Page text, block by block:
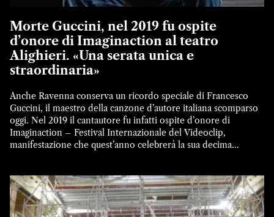
Morte Guccini, nel 2019 fu ospite
d’onore di Imaginaction al teatro
Alighieri. «Una serata unica e
straordinaria»
Anche Ravenna conserva un ricordo speciale di Francesco
Guccini, il maestro della canzone d’autore italiana scomparso
oggi. Nel 2019 il cantautore fu infatti ospite d’onore di
Imaginaction – Festival Internazionale del Videoclip,
manifestazione che quest’anno celebrerà la sua decima